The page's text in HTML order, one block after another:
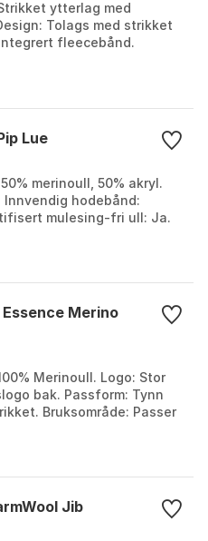
ytterlag med
Tolags med strikket
fleecebånd.
vin...
Lue
merinoull, 50% akryl.
Innvendig hodebånd:
mulesing-fri ull: Ja.
Merino
Merinoull. Logo: Stor
bak. Passform: Tynn
Bruksområde: Passer
Jib